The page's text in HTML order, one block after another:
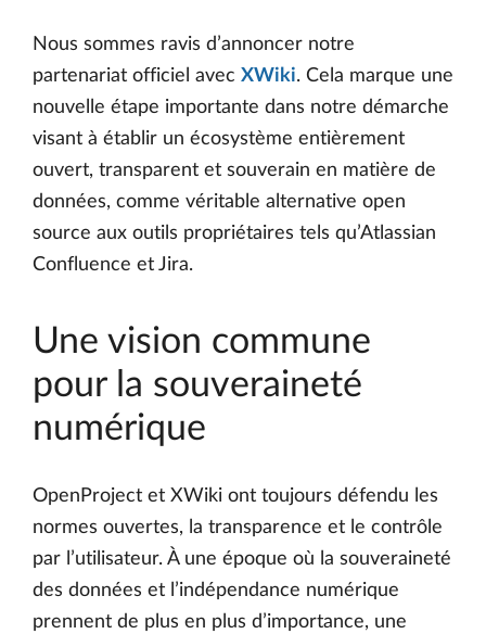
Nous sommes ravis d’annoncer notre
partenariat officiel avec XWiki. Cela marque une
nouvelle étape importante dans notre démarche
visant à établir un écosystème entièrement
ouvert, transparent et souverain en matière de
données, comme véritable alternative open
source aux outils propriétaires tels qu’Atlassian
Confluence et Jira.
Une vision commune
pour la souveraineté
numérique
OpenProject et XWiki ont toujours défendu les
normes ouvertes, la transparence et le contrôle
par l’utilisateur. À une époque où la souveraineté
des données et l’indépendance numérique
prennent de plus en plus d’importance, une